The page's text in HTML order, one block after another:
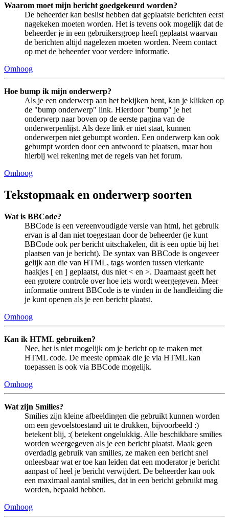
Waarom moet mijn bericht goedgekeurd worden?
De beheerder kan beslist hebben dat geplaatste berichten eerst
nagekeken moeten worden. Het is tevens ook mogelijk dat de
beheerder je in een gebruikersgroep heeft geplaatst waarvan
de berichten altijd nagelezen moeten worden. Neem contact
op met de beheerder voor verdere informatie.
Omhoog
Hoe bump ik mijn onderwerp?
Als je een onderwerp aan het bekijken bent, kan je klikken op
de "bump onderwerp" link. Hierdoor "bump" je het
onderwerp naar boven op de eerste pagina van de
onderwerpenlijst. Als deze link er niet staat, kunnen
onderwerpen niet gebumpt worden. Een onderwerp kan ook
gebumpt worden door een antwoord te plaatsen, maar hou
hierbij wel rekening met de regels van het forum.
Omhoog
Tekstopmaak en onderwerp soorten
Wat is BBCode?
BBCode is een vereenvoudigde versie van html, het gebruik
ervan is al dan niet toegestaan door de beheerder (je kunt
BBCode ook per bericht uitschakelen, dit is een optie bij het
plaatsen van je bericht). De syntax van BBCode is ongeveer
gelijk aan die van HTML, tags worden tussen vierkante
haakjes [ en ] geplaatst, dus niet < en >. Daarnaast geeft het
een grotere controle over hoe iets wordt weergegeven. Meer
informatie omtrent BBCode is te vinden in de handleiding die
je kunt openen als je een bericht plaatst.
Omhoog
Kan ik HTML gebruiken?
Nee, het is niet mogelijk om je bericht op te maken met
HTML code. De meeste opmaak die je via HTML kan
toepassen is ook via BBCode mogelijk.
Omhoog
Wat zijn Smilies?
Smilies zijn kleine afbeeldingen die gebruikt kunnen worden
om een gevoelstoestand uit te drukken, bijvoorbeeld :)
betekent blij, :( betekent ongelukkig. Alle beschikbare smilies
worden weergegeven als je een bericht plaatst. Maak geen
overdadig gebruik van smilies, ze maken een bericht snel
onleesbaar wat er toe kan leiden dat een moderator je bericht
aanpast of heel je bericht verwijdert. De beheerder kan ook
een maximaal aantal smilies, dat in een bericht gebruikt mag
worden, bepaald hebben.
Omhoog